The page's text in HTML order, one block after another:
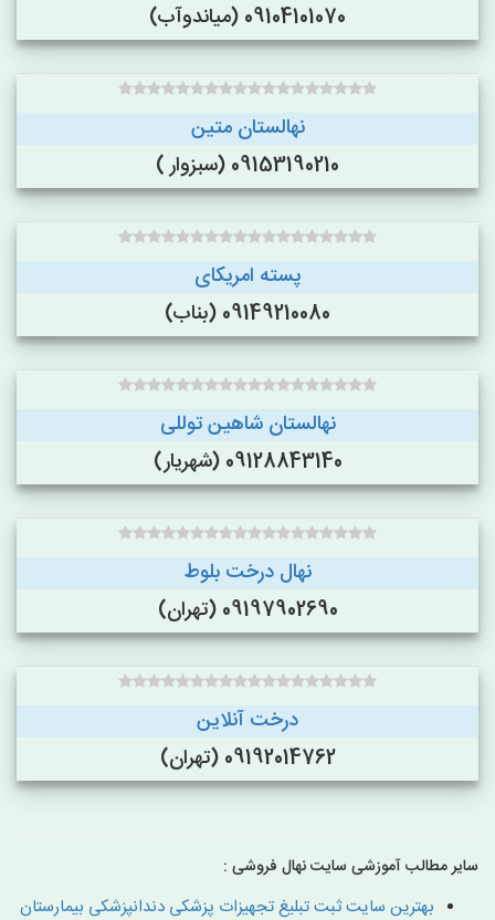
09104101070 (میاندوآب)
نهالستان متین
09153190210 (سبزوار )
پسته امریکای
09149210080 (بناب)
نهالستان شاهین توللی
09128843140 (شهریار)
نهال درخت بلوط
09197902690 (تهران)
درخت آنلاین
09192014762 (تهران)
سایر مطالب آموزشی سایت نهال فروشی :
بهترین سایت ثبت تبلیغ تجهیزات پزشکی دندانپزشکی بیمارستان